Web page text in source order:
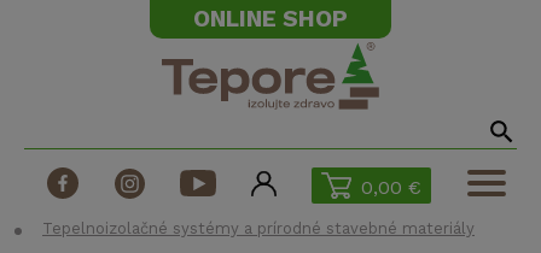
0,00 €
Izolačné materiály
Tepelnoizolačné systémy a prírodné stavebné materiály
ONLINE SHOP